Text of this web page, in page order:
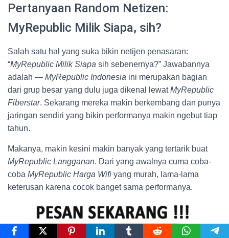
Pertanyaan Random Netizen:
MyRepublic Milik Siapa, sih?
Salah satu hal yang suka bikin netijen penasaran:
“MyRepublic Milik Siapa sih sebenernya?” Jawabannya
adalah — MyRepublic Indonesia ini merupakan bagian
dari grup besar yang dulu juga dikenal lewatMyRepublic
Fiberstar. Sekarang mereka makin berkembang dan punya
jaringan sendiri yang bikin performanya makin ngebut tiap
tahun.
Makanya, makin kesini makin banyak yang tertarik buat
MyRepublic Langganan. Dari yang awalnya cuma coba-
coba MyRepublic Harga Wifi yang murah, lama-lama
keterusan karena cocok banget sama performanya.